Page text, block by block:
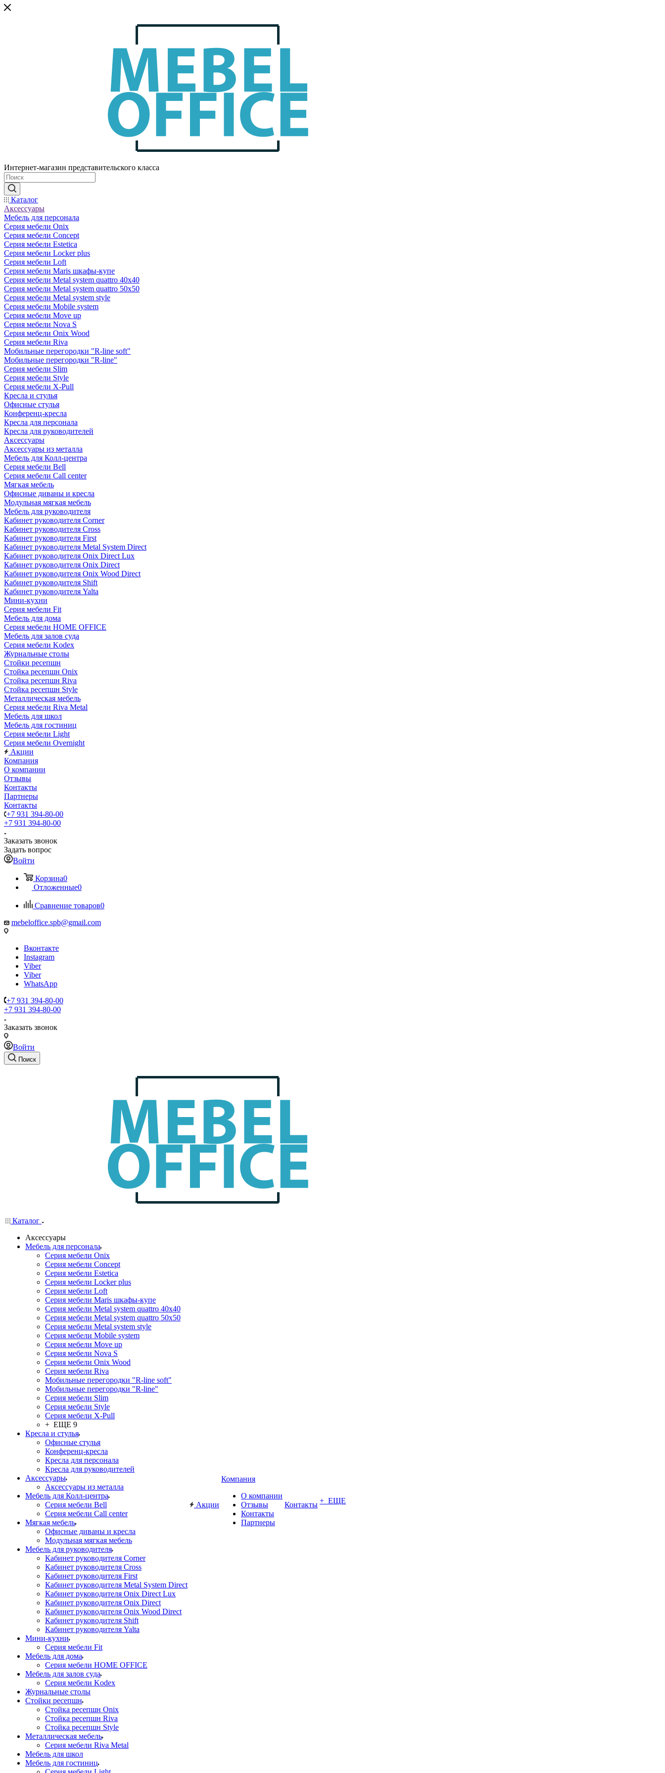
Интернет-магазин представительского класса
Каталог
Аксессуары
Мебель для персонала
Серия мебели Onix
Серия мебели Concept
Серия мебели Estetica
Серия мебели Locker plus
Серия мебели Loft
Серия мебели Maris шкафы-купе
Серия мебели Metal system quattro 40x40
Серия мебели Metal system quattro 50x50
Серия мебели Metal system style
Серия мебели Mobile system
Серия мебели Move up
Серия мебели Nova S
Серия мебели Onix Wood
Серия мебели Riva
Мобильные перегородки "R-line soft"
Мобильные перегородки "R-line"
Серия мебели Slim
Серия мебели Style
Серия мебели X-Pull
Кресла и стулья
Офисные стулья
Конференц-кресла
Кресла для персонала
Кресла для руководителей
Аксессуары
Аксессуары из металла
Мебель для Колл-центра
Серия мебели Bell
Серия мебели Call center
Мягкая мебель
Офисные диваны и кресла
Модульная мягкая мебель
Мебель для руководителя
Кабинет руководителя Corner
Кабинет руководителя Cross
Кабинет руководителя First
Кабинет руководителя Metal System Direct
Кабинет руководителя Onix Direct Lux
Кабинет руководителя Onix Direct
Кабинет руководителя Onix Wood Direct
Кабинет руководителя Shift
Кабинет руководителя Yalta
Мини-кухни
Серия мебели Fit
Мебель для дома
Серия мебели HOME OFFICE
Мебель для залов суда
Серия мебели Kodex
Журнальные столы
Стойки ресепшн
Стойка ресепшн Onix
Стойка ресепшн Riva
Стойка ресепшн Style
Металлическая мебель
Серия мебели Riva Metal
Мебель для школ
Мебель для гостиниц
Серия мебели Light
Серия мебели Overnight
Акции
Компания
О компании
Отзывы
Контакты
Партнеры
Контакты
+7 931 394-80-00
+7 931 394-80-00
Заказать звонок
Задать вопрос
Войти
Корзина0
Отложенные0
Сравнение товаров0
mebeloffice.spb@gmail.com
Вконтакте
Instagram
Viber
Viber
WhatsApp
+7 931 394-80-00
+7 931 394-80-00
Заказать звонок
Войти
Поиск
Каталог
Аксессуары
Мебель для персонала
Серия мебели Onix
Серия мебели Concept
Серия мебели Estetica
Серия мебели Locker plus
Серия мебели Loft
Серия мебели Maris шкафы-купе
Серия мебели Metal system quattro 40x40
Серия мебели Metal system quattro 50x50
Серия мебели Metal system style
Серия мебели Mobile system
Серия мебели Move up
Серия мебели Nova S
Серия мебели Onix Wood
Серия мебели Riva
Мобильные перегородки "R-line soft"
Мобильные перегородки "R-line"
Серия мебели Slim
Серия мебели Style
Серия мебели X-Pull
+ ЕЩЕ 9
Кресла и стулья
Офисные стулья
Конференц-кресла
Кресла для персонала
Кресла для руководителей
Аксессуары
Аксессуары из металла
Мебель для Колл-центра
Серия мебели Bell
Серия мебели Call center
Мягкая мебель
Офисные диваны и кресла
Модульная мягкая мебель
Мебель для руководителя
Кабинет руководителя Corner
Кабинет руководителя Cross
Кабинет руководителя First
Кабинет руководителя Metal System Direct
Кабинет руководителя Onix Direct Lux
Кабинет руководителя Onix Direct
Кабинет руководителя Onix Wood Direct
Кабинет руководителя Shift
Кабинет руководителя Yalta
Мини-кухни
Серия мебели Fit
Мебель для дома
Серия мебели HOME OFFICE
Мебель для залов суда
Серия мебели Kodex
Журнальные столы
Стойки ресепшн
Стойка ресепшн Onix
Стойка ресепшн Riva
Стойка ресепшн Style
Металлическая мебель
Серия мебели Riva Metal
Мебель для школ
Мебель для гостиниц
Акции
Компания
О компании
Отзывы
Контакты
Партнеры
Контакты + ЕЩЕ